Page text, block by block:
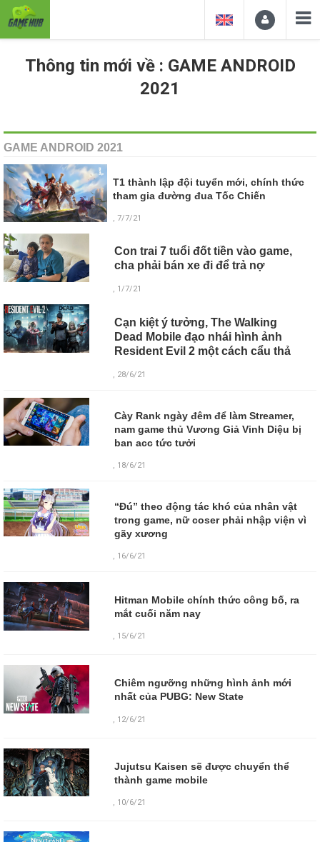
Thông tin mới về : GAME ANDROID
2021
GAME ANDROID 2021
T1 thành lập đội tuyển mới, chính thức
tham gia đường đua Tốc Chiến
, 7/7/21
Con trai 7 tuổi đốt tiền vào game,
cha phải bán xe đi để trả nợ
, 1/7/21
Cạn kiệt ý tưởng, The Walking
Dead Mobile đạo nhái hình ảnh
Resident Evil 2 một cách cẩu thả
, 28/6/21
Cày Rank ngày đêm để làm Streamer,
nam game thủ Vương Giả Vinh Diệu bị
ban acc tức tưởi
, 18/6/21
“Đú” theo động tác khó của nhân vật
trong game, nữ coser phải nhập viện vì
gãy xương
, 16/6/21
Hitman Mobile chính thức công bố, ra
mắt cuối năm nay
, 15/6/21
Chiêm ngưỡng những hình ảnh mới
nhất của PUBG: New State
12/6/21
Jujutsu Kaisen sẽ được chuyển thể
thành game mobile
, 10/6/21